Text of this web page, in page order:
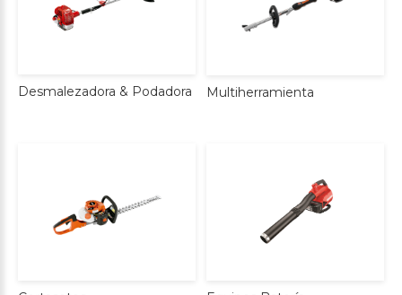
Desmalezadora & Podadora Multiherramienta